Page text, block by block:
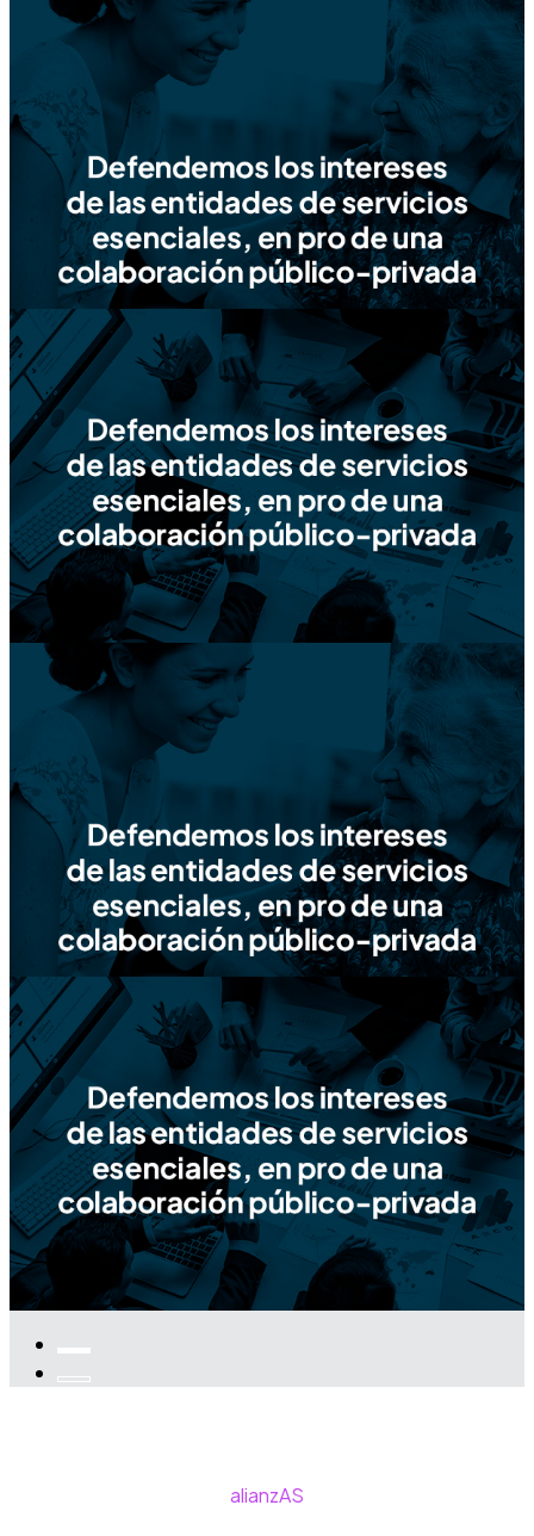
alianzAS